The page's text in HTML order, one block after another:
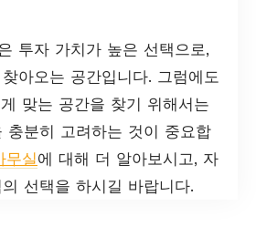
투자 가치가 높은 선택으로,
아오는 공간입니다. 그럼에도
맞는 공간을 찾기 위해서는
충분히 고려하는 것이 중요합
무실에 대해 더 알아보시고, 자
선택을 하시길 바랍니다.